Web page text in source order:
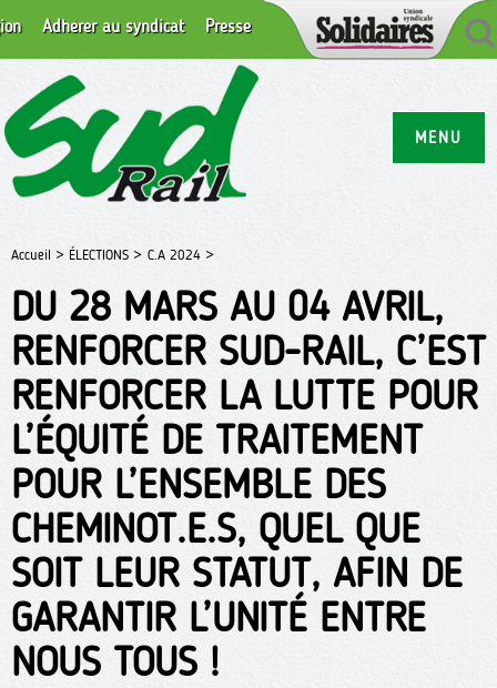
MENU
Adhérer au syndicat Presse
Accueil > ÉLECTIONS > C.A 2024 >
DU 28 MARS AU 04 AVRIL,
RENFORCER SUD-RAIL, C’EST
RENFORCER LA LUTTE POUR
L’ÉQUITÉ DE TRAITEMENT
POUR L’ENSEMBLE DES
CHEMINOT.E.S, QUEL QUE
SOIT LEUR STATUT, AFIN DE
GARANTIR L’UNITÉ ENTRE
NOUS TOUS !